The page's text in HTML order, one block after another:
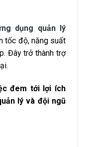
dụng quản lý
tốc độ, năng suất
Đây trở thành trợ
đem tới lợi ích
lý và đội ngũ